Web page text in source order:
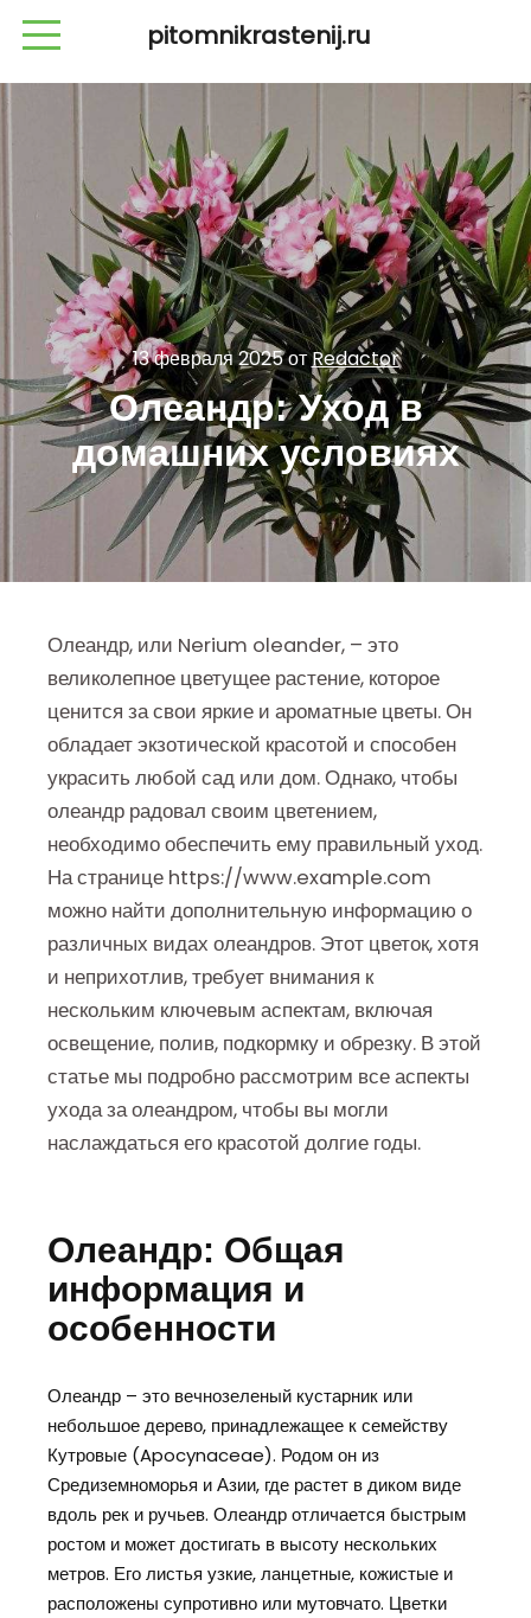
pitomnikrastenij.ru
13 февраля 2025отRedactor
Олеандр: Уход в
домашних условиях
Олеандр, или Nerium oleander, – это
великолепное цветущее растение, которое
ценится за свои яркие и ароматные цветы. Он
обладает экзотической красотой и способен
украсить любой сад или дом. Однако, чтобы
олеандр радовал своим цветением,
необходимо обеспечить ему правильный уход.
На странице https://www.example.com
можно найти дополнительную информацию о
различных видах олеандров. Этот цветок, хотя
и неприхотлив, требует внимания к
нескольким ключевым аспектам, включая
освещение, полив, подкормку и обрезку. В этой
статье мы подробно рассмотрим все аспекты
ухода за олеандром, чтобы вы могли
наслаждаться его красотой долгие годы.
Олеандр: Общая
информация и
особенности
Олеандр – это вечнозеленый кустарник или
небольшое дерево, принадлежащее к семейству
Кутровые (Apocynaceae). Родом он из
Средиземноморья и Азии, где растет в диком виде
вдоль рек и ручьев. Олеандр отличается быстрым
ростом и может достигать в высоту нескольких
метров. Его листья узкие, ланцетные, кожистые и
расположены супротивно или мутовчато. Цветки